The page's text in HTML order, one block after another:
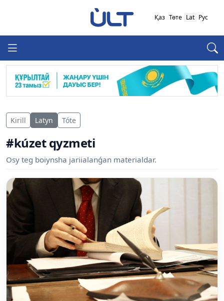
Қаз Төте Lat Рус
Kirill Latyn Tóte
#kúzet qyzmeti
Osy teg boiynsha jariialanǵan materialdar.